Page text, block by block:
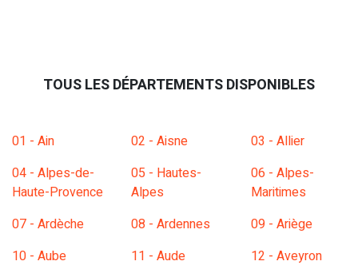
TOUS LES DÉPARTEMENTS DISPONIBLES
01 - Ain 02 - Aisne
03 - Allier
04 - Alpes-de-
Haute-Provence
05 - Hautes-
Alpes
06 - Alpes-
Maritimes
07 - Ardèche
08 - Ardennes
09 - Ariège
10 - Aube
11 - Aude
12 - Aveyron